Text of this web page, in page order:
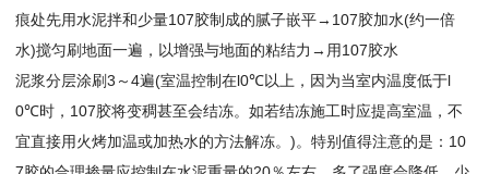
痕处先用水泥拌和少量107胶制成的腻子嵌平→107胶加水(约一倍
水)搅匀刷地面一遍，以增强与地面的粘结力→用107胶水
泥浆分层涂刷3～4遍(室温控制在l0℃以上，因为当室内温度低于l
0℃时，107胶将变稠甚至会结冻。如若结冻施工时应提高室温，不
宜直接用火烤加温或加热水的方法解冻。)。特别值得注意的是：10